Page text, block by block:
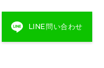
LINE問い合わせ